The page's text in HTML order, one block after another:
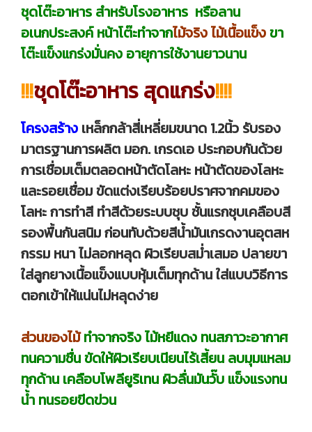
ชุดโต๊ะอาหาร สำหรับโรงอาหาร หรือลาน
อเนกประสงค์หน้าโต๊ะทำจากไม้จริง ไม้เนื้อแข็งขา
โต๊ะแข็งแกร่งมั่นคง อายุการใช้งานยาวนาน
!!!ชุดโต๊ะอาหาร สุดแกร่ง!!!!
โครงสร้าง เหล็กกล้าสี่เหลี่ยมขนาด 1.2นิ้ว รับรอง
มาตรฐานการผลิต มอก. เกรดเอ ประกอบกันด้วย
การเชื่อมเต็มตลอดหน้าตัดโลหะ หน้าตัดของโลหะ
และรอยเชื่อม ขัดแต่งเรียบร้อยปราศจากคมของ
โลหะ การทำสี ทำสีด้วยระบบชุบ ชั้นแรกชุบเคลือบสี
รองพื้นกันสนิม ก่อนทับด้วยสีน้ำมันเกรดงานอุตสห
กรรม หนา ไม่ลอกหลุด ผิวเรียบสม่ำเสมอ ปลายขา
ใส่ลูกยางเนื้อแข็งแบบหุ้มเต็มทุกด้าน ใส่แบบวิธีการ
ตอกเข้าให้แน่นไม่หลุดง่าย
ส่วนของไม้ทำจากจริง ไม้หยีแดง ทนสภาวะอากาศ
ทนความชื่น ขัดให้ผิวเรียบเนียนไร้เสี้ยน ลบมุมแหลม
ทุกด้าน เคลือบโพลียูริเทน ผิวลื่นมันวั๊บ แข็งแรงทน
น้ำ ทนรอยขีดข่วน